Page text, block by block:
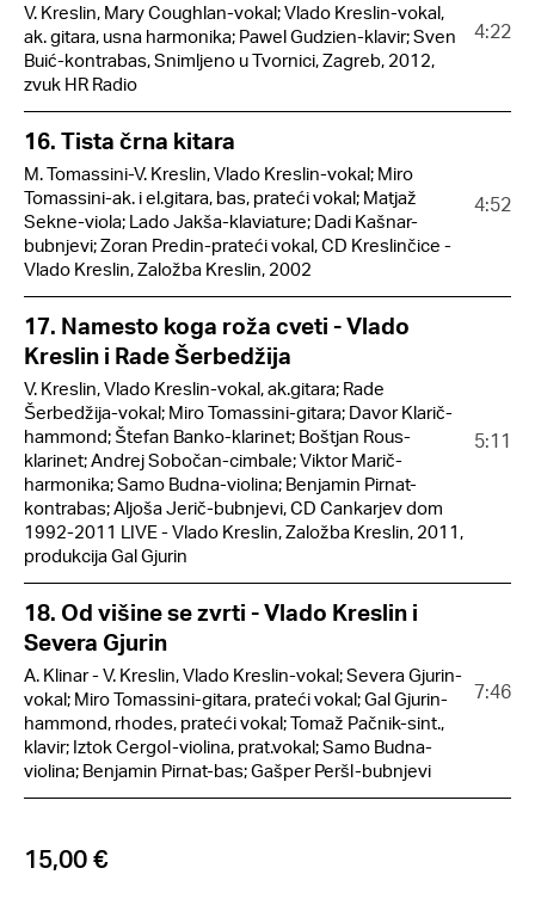
V. Kreslin, Mary Coughlan-vokal; Vlado Kreslin-vokal,
ak. gitara, usna harmonika; Pawel Gudzien-klavir; Sven
Buić-kontrabas, Snimljeno u Tvornici, Zagreb, 2012,
zvuk HR Radio
4:22
16. Tista črna kitara
M. Tomassini-V. Kreslin, Vlado Kreslin-vokal; Miro
Tomassini-ak. i el.gitara, bas, prateći vokal; Matjaž
Sekne-viola; Lado Jakša-klaviature; Dadi Kašnar-
bubnjevi; Zoran Predin-prateći vokal, CD Kreslinčice -
Vlado Kreslin, Založba Kreslin, 2002
4:52
17. Namesto koga roža cveti - Vlado
Kreslin i Rade Šerbedžija
V. Kreslin, Vlado Kreslin-vokal, ak.gitara; Rade
Šerbedžija-vokal; Miro Tomassini-gitara; Davor Klarič-
hammond; Štefan Banko-klarinet; Boštjan Rous-
klarinet; Andrej Sobočan-cimbale; Viktor Marič-
harmonika; Samo Budna-violina; Benjamin Pirnat-
kontrabas; Aljoša Jerič-bubnjevi, CD Cankarjev dom
1992-2011 LIVE - Vlado Kreslin, Založba Kreslin, 2011,
produkcija Gal Gjurin
5:11
18. Od višine se zvrti - Vlado Kreslin i
Severa Gjurin
A. Klinar - V. Kreslin, Vlado Kreslin-vokal; Severa Gjurin-
vokal; Miro Tomassini-gitara, prateći vokal; Gal Gjurin-
hammond, rhodes, prateći vokal; Tomaž Pačnik-sint.,
klavir; Iztok Cergol-violina, prat.vokal; Samo Budna-
violina; Benjamin Pirnat-bas; Gašper Peršl-bubnjevi
7:46
15,00 €